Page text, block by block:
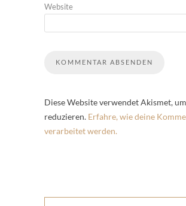
Website
Diese Website verwendet Akismet,
reduzieren. Erfahre, wie deine
verarbeitet werden.